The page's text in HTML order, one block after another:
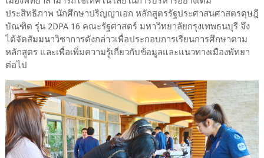
ประสิทธิภาพ นักศึกษาปริญญาเอก หลักสูตรรัฐประศาสนศาสตรดุษฎี
บัณฑิต รุ่น 2DPA 16 คณะรัฐศาสตร์ มหาวิทยาลัยกรุงเทพธนบุรี จึง
ได้จัดสัมมนาวิชาการดังกล่าวเพื่อประกอบการเรียนการศึกษาตาม
หลักสูตร และเพื่อเพิ่มความรู้เกี่ยวกับข้อมูลและแนวทางเมืองพัทยา
ต่อไป